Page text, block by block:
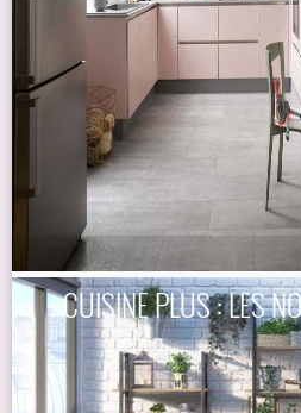
CUISINE PLUS : LES